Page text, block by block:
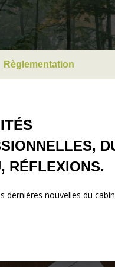
Règlementation
RÉFLEXIONS.
dernières nouvelles du